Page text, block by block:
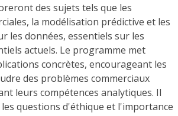
des sujets tels que les
la modélisation prédictive et les
les données, essentiels sur les
actuels. Le programme met
concrètes, encourageant les
des problèmes commerciaux
leurs compétences analytiques. Il
questions d'éthique et l'importance